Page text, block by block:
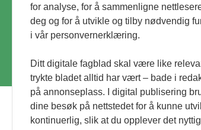
© Utemiljø24 &
Materialet er vernet etter
for analyse, for å sammenligne
deg og for å utvikle og tilby nødvendig
i vår personvernerklæring.
Ditt digitale fagblad skal være like
trykte bladet alltid har vært – bade i
på annonseplass. I digital publisering
dine besøk på nettstedet for å kunne
kontinuerlig, slik at du opplever det